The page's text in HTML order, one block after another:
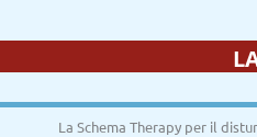
La Schema Therapy per il